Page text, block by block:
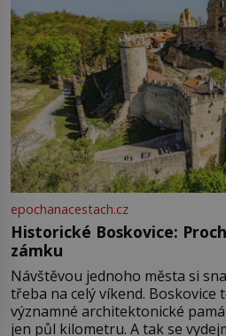
epochanacestach.cz
Historické Boskovice:
zámku
Návštěvou jednoho města si
třeba na celý víkend. Boskovice
významné architektonické
jen půl kilometru. A tak se